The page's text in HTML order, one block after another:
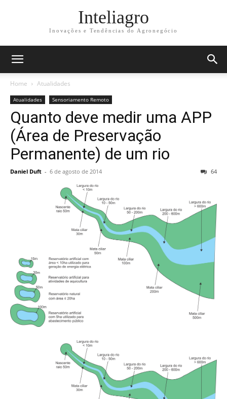
Inteliagro
Inovações e Tendências do Agronegócio
Home Atualidades
Atualidades Sensoriamento Remoto
Quanto deve medir uma APP
(Área de Preservação
Permanente) de um rio
Daniel Duft - 6 de agosto de 2014 64